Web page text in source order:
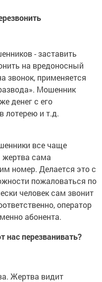
- заставить
на вредоносный
звонок, применяется
Мошенник
денег с его
лотерею и т.д.
все чаще
жертва сама
номер. Делается это с
пожаловаться по
человек сам звонит
оператор
абонента.
перезванивать?
Жертва видит